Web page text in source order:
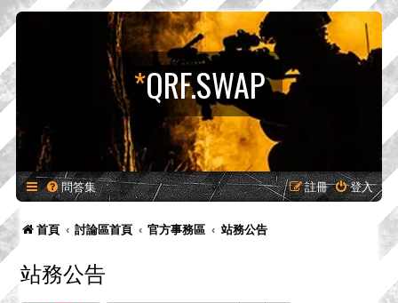
*QRF.SWAP
問答集 登入
註冊
首頁 討論區首頁 官方事務區 站務公告
站務公告